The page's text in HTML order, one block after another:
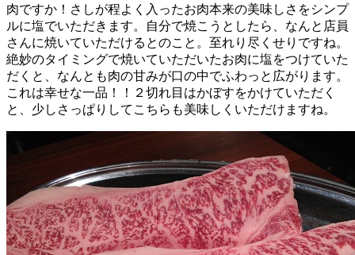
肉ですか！さしが程よく入ったお肉本来の美味しさをシンプ
ルに塩でいただきます。自分で焼こうとしたら、なんと店員
さんに焼いていただけるとのこと。至れり尽くせりですね。
絶妙のタイミングで焼いていただいたお肉に塩をつけていた
だくと、なんとも肉の甘みが口の中でふわっと広がります。
これは幸せな一品！！２切れ目はかぼすをかけていただく
と、少しさっぱりしてこちらも美味しくいただけますね。